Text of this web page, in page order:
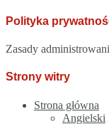
Polityka
Zasady
Strony witry
Strona główna
Angielski